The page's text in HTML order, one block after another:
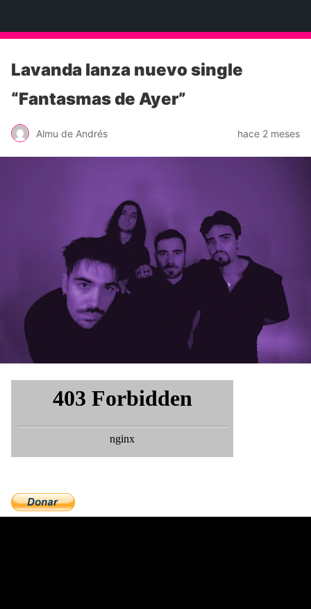
Lavanda lanza nuevo single
“Fantasmas de Ayer”
Almu de Andrés hace 2 meses